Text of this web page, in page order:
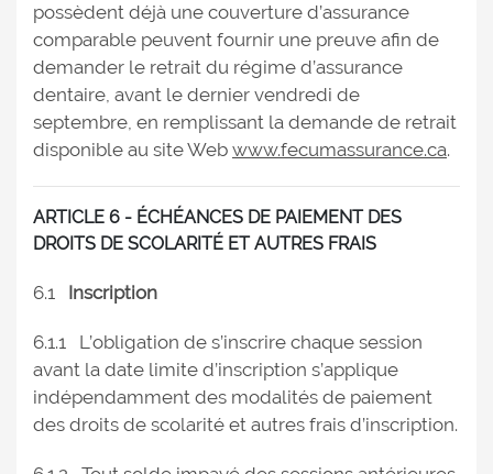
possèdent déjà une couverture d’assurance
comparable peuvent fournir une preuve afin de
demander le retrait du régime d’assurance
dentaire, avant le dernier vendredi de
septembre, en remplissant la demande de retrait
disponible au site Web www.fecumassurance.ca.
ARTICLE 6 - ÉCHÉANCES DE PAIEMENT DES
DROITS DE SCOLARITÉ ET AUTRES FRAIS
6.1 Inscription
6.1.1 L’obligation de s’inscrire chaque session
avant la date limite d’inscription s’applique
indépendamment des modalités de paiement
des droits de scolarité et autres frais d’inscription.